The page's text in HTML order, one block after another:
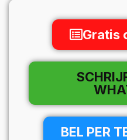
Gratis
BEL PER